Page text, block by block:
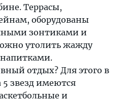
Террасы,
оборудованы
зонтиками и
утолить жажду
отдых? Для этого в
5 звезд имеются
и